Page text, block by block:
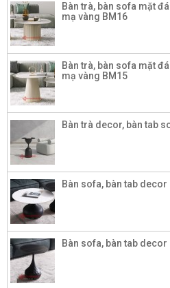
Bàn trà, bàn sofa mặt
mạ vàng BM16
Bàn trà, bàn sofa mặt
mạ vàng BM15
Bàn trà decor, bàn tab
Bàn sofa, bàn tab
Bàn sofa, bàn tab